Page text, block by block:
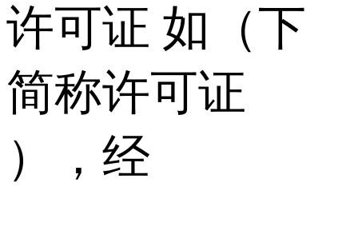
许可证 如（下
简称许可证
），经